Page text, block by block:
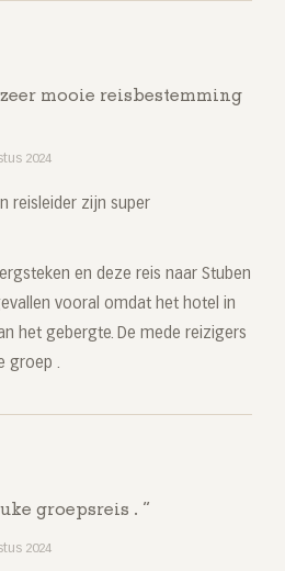
mooie reisbestemming
2024
reisleider zijn super
en deze reis naar Stuben
vooral omdat het hotel in
het gebergte. De mede reizigers
groep .
groepsreis .
2024